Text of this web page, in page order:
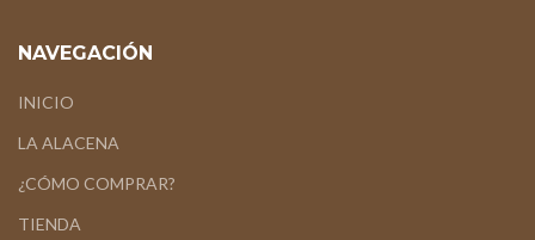
NAVEGACIÓN
INICIO
LA ALACENA
¿CÓMO COMPRAR?
TIENDA